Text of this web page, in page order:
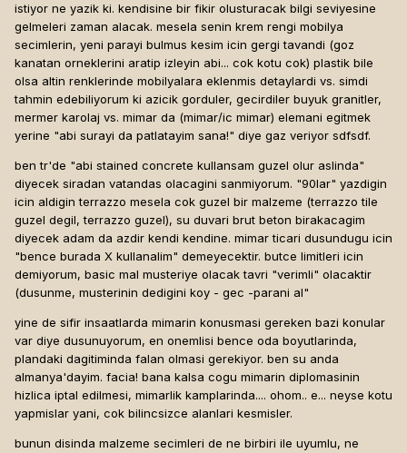
istiyor ne yazik ki. kendisine bir fikir olusturacak bilgi seviyesine
gelmeleri zaman alacak. mesela senin krem rengi mobilya
secimlerin, yeni parayi bulmus kesim icin gergi tavandi (goz
kanatan orneklerini aratip izleyin abi... cok kotu cok) plastik bile
olsa altin renklerinde mobilyalara eklenmis detaylardi vs. simdi
tahmin edebiliyorum ki azicik gorduler, gecirdiler buyuk granitler,
mermer karolaj vs. mimar da (mimar/ic mimar) elemani egitmek
yerine "abi surayi da patlatayim sana!" diye gaz veriyor sdfsdf.
ben tr'de "abi stained concrete kullansam guzel olur aslinda"
diyecek siradan vatandas olacagini sanmiyorum. "90lar" yazdigin
icin aldigin terrazzo mesela cok guzel bir malzeme (terrazzo tile
guzel degil, terrazzo guzel), su duvari brut beton birakacagim
diyecek adam da azdir kendi kendine. mimar ticari dusundugu icin
"bence burada X kullanalim" demeyecektir. butce limitleri icin
demiyorum, basic mal musteriye olacak tavri "verimli" olacaktir
(dusunme, musterinin dedigini koy - gec -parani al"
yine de sifir insaatlarda mimarin konusmasi gereken bazi konular
var diye dusunuyorum, en onemlisi bence oda boyutlarinda,
plandaki dagitiminda falan olmasi gerekiyor. ben su anda
almanya'dayim. facia! bana kalsa cogu mimarin diplomasinin
hizlica iptal edilmesi, mimarlik kamplarinda.... ohom.. e... neyse kotu
yapmislar yani, cok bilincsizce alanlari kesmisler.
bunun disinda malzeme secimleri de ne birbiri ile uyumlu, ne